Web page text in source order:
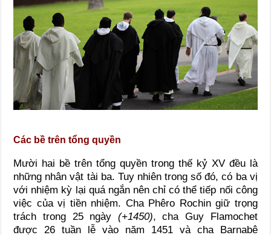
Các bề trên tổng quyền
Mười hai bề trên tổng quyền trong thế kỷ XV đều là
những nhân vật tài ba. Tuy nhiên trong số đó, có ba vị
với nhiệm kỳ lại quá ngắn nên chỉ có thể tiếp nối công
việc của vị tiền nhiệm. Cha Phêro Rochin giữ trọng
trách trong 25 ngày (+1450), cha Guy Flamochet
được 26 tuần lễ vào năm 1451 và cha Barnabê